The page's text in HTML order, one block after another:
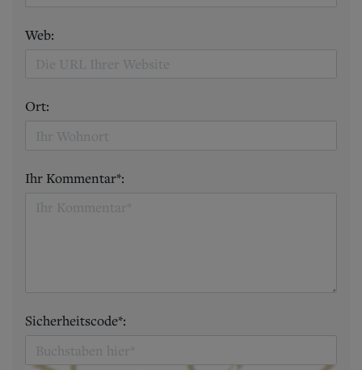
Web:
Ort:
Ihr Kommentar*:
Sicherheitscode*: